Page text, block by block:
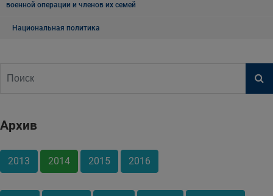
военной операции и членов их семей
Национальная политика
Архив
2013 2014 2015 2016